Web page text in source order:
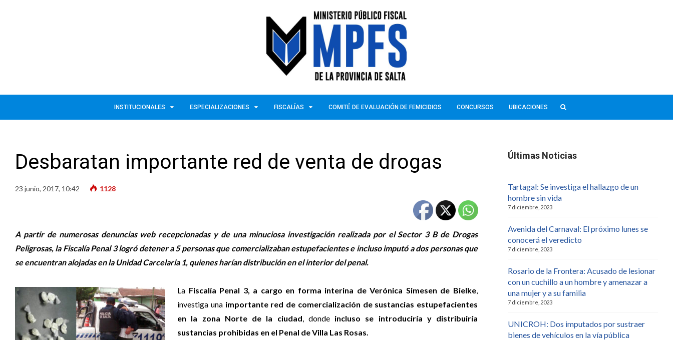
INSTITUCIONALES ESPECIALIZACIONES FISCALÍAS COMITÉ DE EVALUACIÓN DE FEMICIDIOS CONCURSOS UBICACIONES
Desbaratan importante red de venta de drogas
23 junio, 2017, 10:42 1128
A partir de numerosas denuncias web recepcionadas y de una minuciosa investigación realizada por el Sector 3 B de Drogas
Peligrosas, la Fiscalía Penal 3 logró detener a 5 personas que comercializaban estupefacientes e incluso imputó a dos personas que
se encuentran alojadas en la Unidad Carcelaria 1, quienes harían distribución en el interior del penal.
La Fiscalía Penal 3, a cargo en forma interina de Verónica Simesen de Bielke
investiga unaimportante red de comercialización de sustancias estupefacientes
en la zona Norte de la ciudad , donde incluso se introduciría y distribuiría
sustancias prohibidas en el Penal de Villa Las Rosas.
Últimas Noticias
Tartagal: Se investiga el hallazgo de un
hombre sin vida
7 diciembre, 2023
Avenida del Carnaval: El próximo lunes se
conocerá el veredicto
7 diciembre, 2023
Rosario de la Frontera: Acusado de lesionar
con un cuchillo a un hombre y amenazar a
una mujer y a su familia
7 diciembre, 2023
UNICROH: Dos imputados por sustraer
bienes de vehículos en la vía pública